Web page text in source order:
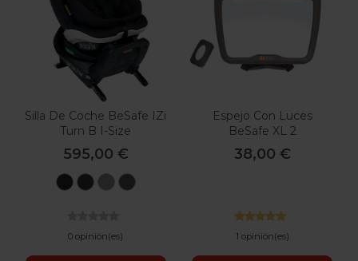
Silla De Coche BeSafe IZi
Turn B I-Size
595,00 €
BlackMetallic
SeaAnthracite
0 opinión(es)
Espejo Con Luces
BeSafe XL 2
38,00 €
1 opinión(es)